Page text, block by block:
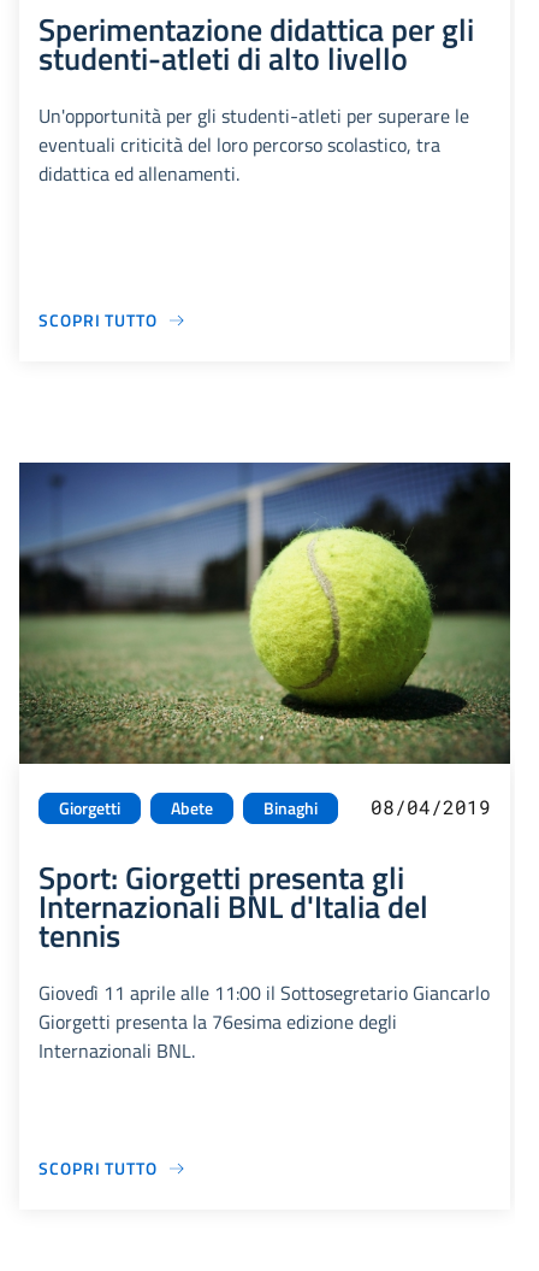
Sperimentazione didattica per gli
studenti-atleti di alto livello
Un'opportunità per gli studenti-atleti per superare le
eventuali criticità del loro percorso scolastico, tra
didattica ed allenamenti.
SCOPRI TUTTO
Giorgetti Abete Binaghi 08/04/2019
Sport: Giorgetti presenta gli
Internazionali BNL d'Italia del
tennis
Giovedì 11 aprile alle 11:00 il Sottosegretario Giancarlo
Giorgetti presenta la 76esima edizione degli
Internazionali BNL.
SCOPRI TUTTO